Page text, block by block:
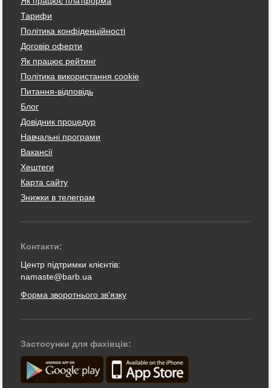
Тарифи
Політика конфіденційності
Договір оферти
Як працює рейтинг
Політика використання cookie
Питання-відповідь
Блог
Довідник процедур
Навчальні програми
Вакансії
Хештеги
Карта сайту
Знижки в телеграм
Контакти:
Центр підтримки клієнтів:
namaste@barb.ua
Форма зворотнього зв'язку
Застосунки для фахівців: